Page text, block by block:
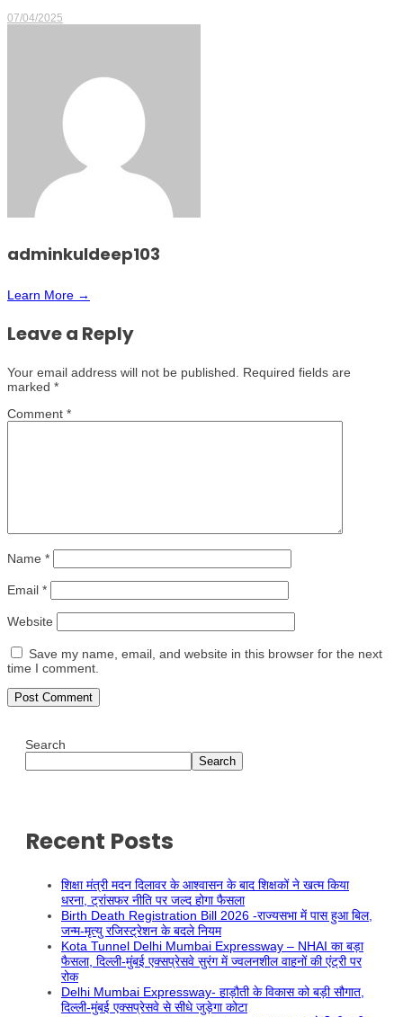
07/04/2025
adminkuldeep103
Learn More →
Leave a Reply
Your email address will not be published.
Required fields are
marked *
Comment *
Name *
Email *
Website
Save my name, email, and website in this browser for the next
time I comment.
Search
Search
Recent Posts
शिक्षा मंत्री मदन दिलावर के आश्वासन के बाद शिक्षकों ने खत्म किया
धरना, ट्रांसफर नीति पर जल्द होगा फैसला
Birth Death Registration Bill 2026 -राज्यसभा में पास हुआ बिल,
जन्म-मृत्यु रजिस्ट्रेशन के बदले नियम
Kota Tunnel Delhi Mumbai Expressway – NHAI का बड़ा
फैसला, दिल्ली-मुंबई एक्सप्रेसवे सुरंग में ज्वलनशील वाहनों की एंट्री पर
रोक
Delhi Mumbai Expressway- हाड़ौती के विकास को बड़ी सौगात,
दिल्ली-मुंबई एक्सप्रेसवे से सीधे जुड़ेगा कोटा